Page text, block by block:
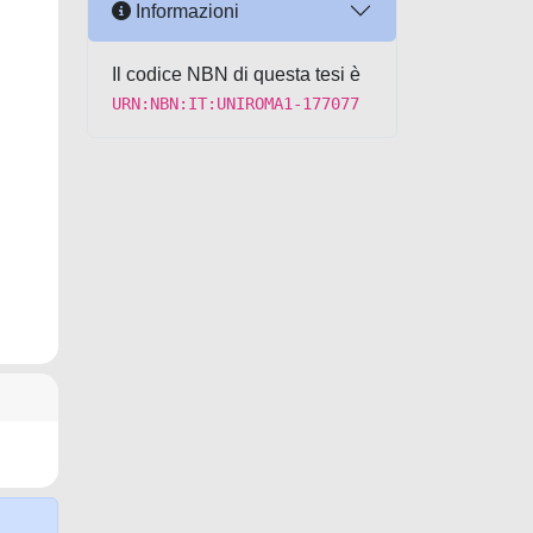
Informazioni
Il codice NBN di questa tesi è
URN:NBN:IT:UNIROMA1-177077